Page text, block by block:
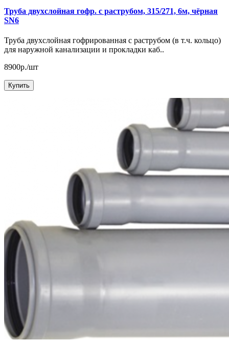
Труба двухслойная гофр. с раструбом, 315/271, 6м, чёрная
SN6
Труба двухслойная гофрированная с раструбом (в т.ч. кольцо)
для наружной канализации и прокладки каб..
8900р./шт
Купить